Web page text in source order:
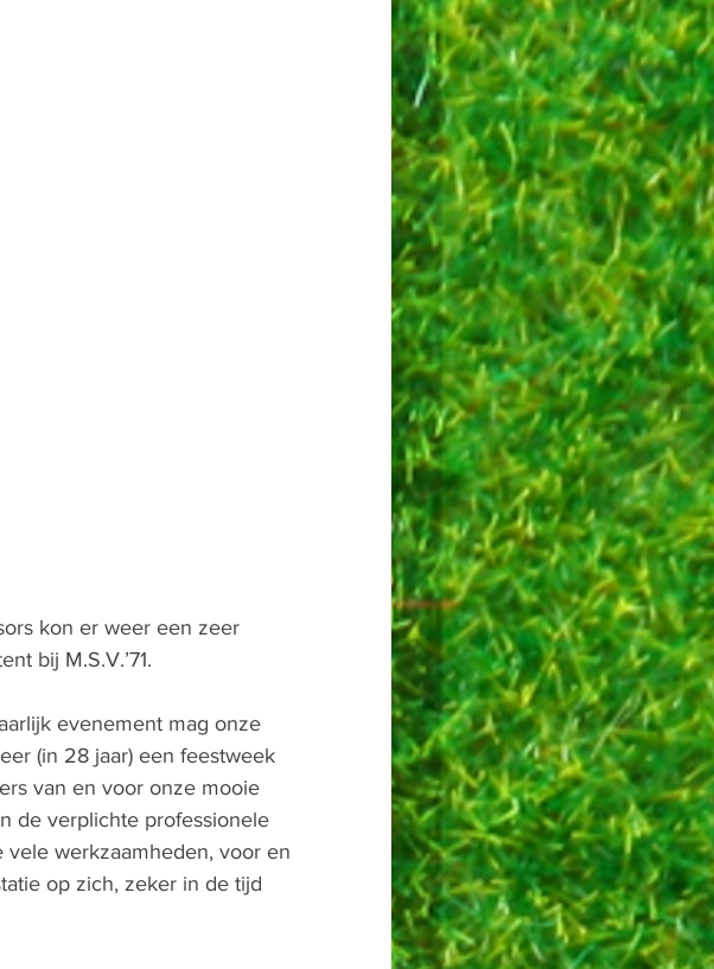
kon er weer een zeer
bij M.S.V.’71.
evenement mag onze
(in 28 jaar) een feestweek
van en voor onze mooie
de verplichte professionele
werkzaamheden, voor en
op zich, zeker in de tijd